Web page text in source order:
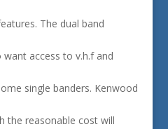
The dual band
access to v.h.f and
single banders. Kenwood
the reasonable cost will